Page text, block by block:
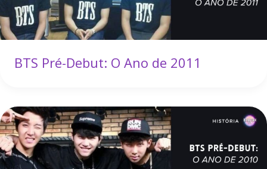
BTS Pré-Debut: O Ano de 2011